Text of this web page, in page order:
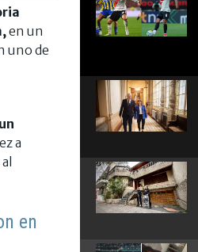
en un
uno de
a
en